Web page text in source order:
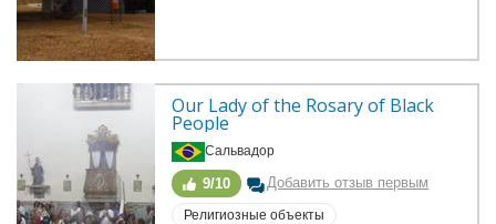
Our Lady of the Rosary of Black
People
Сальвадор
9/10 Добавить отзыв первым
Религиозные объекты